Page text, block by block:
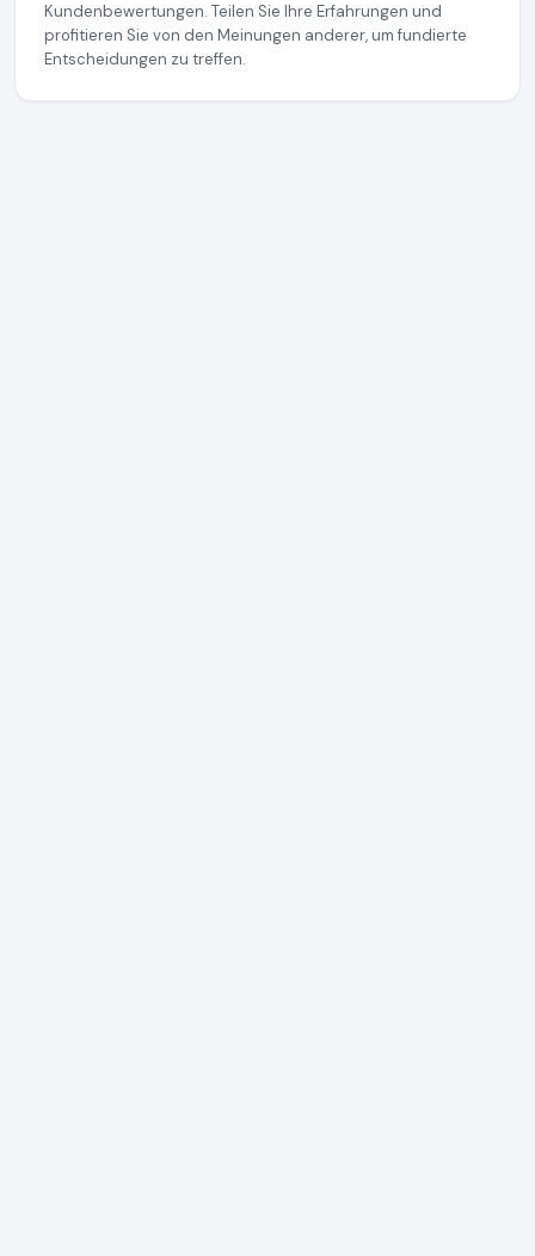
Kundenbewertungen. Teilen Sie Ihre Erfahrungen und
profitieren Sie von den Meinungen anderer, um fundierte
Entscheidungen zu treffen.